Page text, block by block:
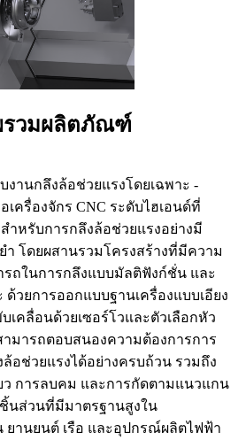
รวมผลิตภัณฑ์
งานกลึงล้อช่วยแรงโดยเฉพาะ -
เครื่องจักร CNC ระดับไฮเอนด์ที่
ำหรับการกลึงล้อช่วยแรงอย่างมี
โดยผสานรวมโครงสร้างที่มีความ
รถในการกลึงแบบมัลติฟังก์ชั่น และ
วยการออกแบบฐานเครื่องแบบเอียง
เคลื่อนด้วยเซอร์โวและตัวเลือกหัว
มารถตอบสนองความต้องการการ
อช่วยแรงได้อย่างครบถ้วน รวมถึง
ว การลบคม และการกัดตามแนวแกน
นส่วนที่มีมาตรฐานสูงใน
ยานยนต์ เรือ และอุปกรณ์ผลิตไฟฟ้า